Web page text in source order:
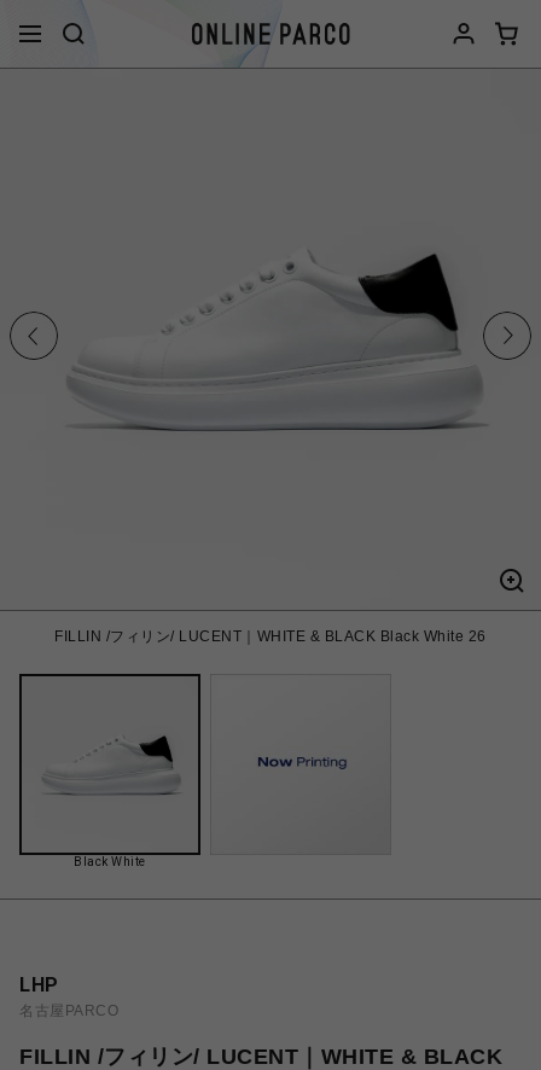
FILLIN /フィリン/ LUCENT｜WHITE & BLACK Black White 26
Black White
LHP
名古屋PARCO
FILLIN /フィリン/ LUCENT｜WHITE & BLACK